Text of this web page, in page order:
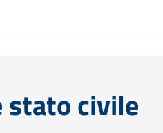
stato civile